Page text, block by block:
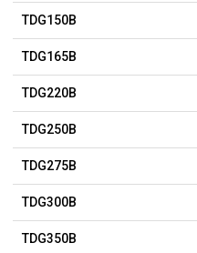
TDG150B
TDG165B
TDG220B
TDG250B
TDG275B
TDG300B
TDG350B